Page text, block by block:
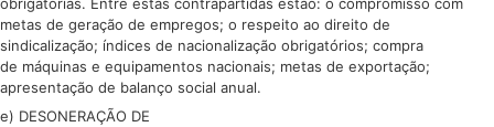
metas de geração de empregos; o respeito ao direito de
sindicalização; índices de nacionalização obrigatórios; compra
de máquinas e equipamentos nacionais; metas de exportação;
apresentação de balanço social anual.
e) DESONERAÇÃO DE